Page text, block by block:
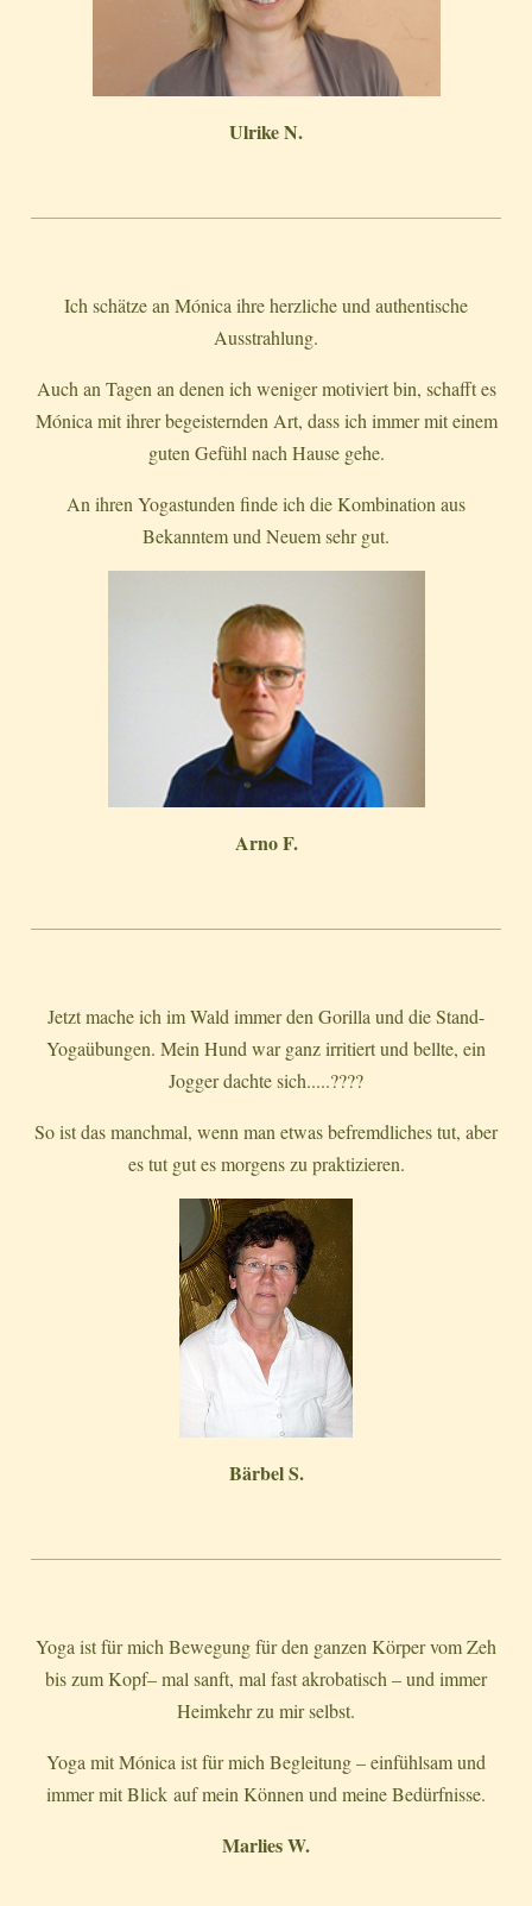
Ulrike N.
Ich schätze an Mónica ihre herzliche und authentische
Ausstrahlung.
Auch an Tagen an denen ich weniger motiviert bin, schafft es
Mónica mit ihrer begeisternden Art, dass ich immer mit einem
guten Gefühl nach Hause gehe.
An ihren Yogastunden finde ich die Kombination aus
Bekanntem und Neuem sehr gut.
Arno F.
Jetzt mache ich im Wald immer den Gorilla und die Stand-
Yogaübungen. Mein Hund war ganz irritiert und bellte, ein
Jogger dachte sich.....????
So ist das manchmal, wenn man etwas befremdliches tut, aber
es tut gut es morgens zu praktizieren.
Bärbel S.
Yoga ist für mich Bewegung für den ganzen Körper vom Zeh
bis zum Kopf– mal sanft, mal fast akrobatisch – und immer
Heimkehr zu mir selbst.
Yoga mit Mónica ist für mich Begleitung – einfühlsam und
immer mit Blick auf mein Können und meine Bedürfnisse.
Marlies W.